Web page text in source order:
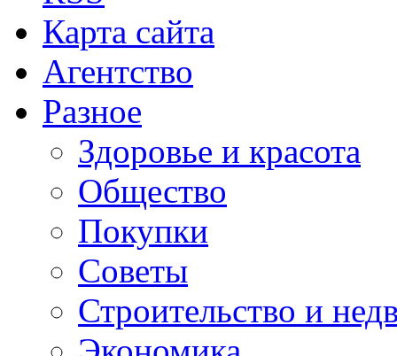
Карта сайта
Агентство
Разное
Здоровье и красота
Общество
Покупки
Советы
Строительство и